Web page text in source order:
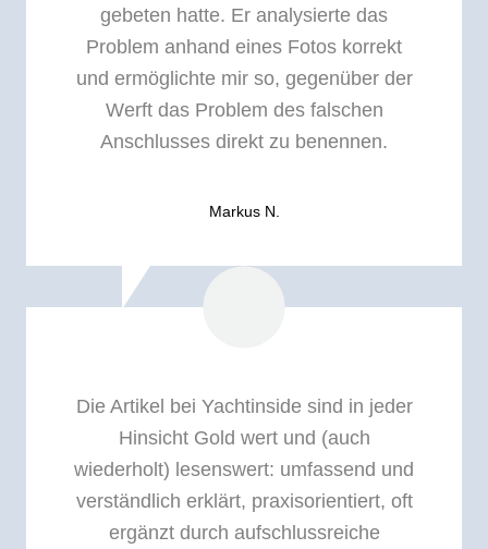
gebeten hatte. Er analysierte das
Problem anhand eines Fotos korrekt
und ermöglichte mir so, gegenüber der
Werft das Problem des falschen
Anschlusses direkt zu benennen.
Markus N.
Die Artikel bei Yachtinside sind in jeder
Hinsicht Gold wert und (auch
wiederholt) lesenswert: umfassend und
verständlich erklärt, praxisorientiert, oft
ergänzt durch aufschlussreiche